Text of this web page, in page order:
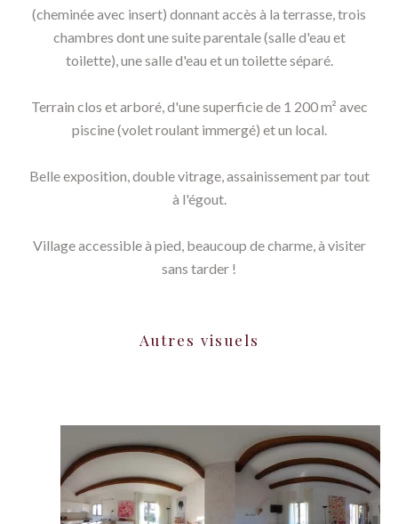
(cheminée avec insert) donnant accès à la terrasse, trois
chambres dont une suite parentale (salle d'eau et
toilette), une salle d'eau et un toilette séparé.
Terrain clos et arboré, d'une superficie de 1 200 m² avec
piscine (volet roulant immergé) et un local.
Belle exposition, double vitrage, assainissement par tout
à l'égout.
Village accessible à pied, beaucoup de charme, à visiter
sans tarder !
Autres visuels